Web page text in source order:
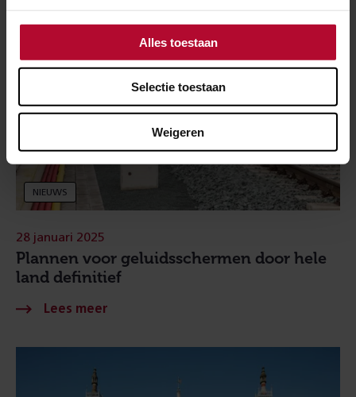
Alles toestaan
Selectie toestaan
Weigeren
NIEUWS
Plannen voor geluidsschermen door hele
land definitief
28 januari 2025